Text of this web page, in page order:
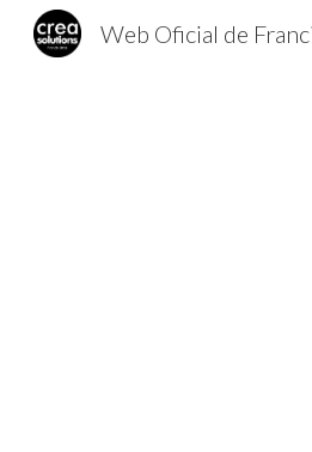
Web Oficial de